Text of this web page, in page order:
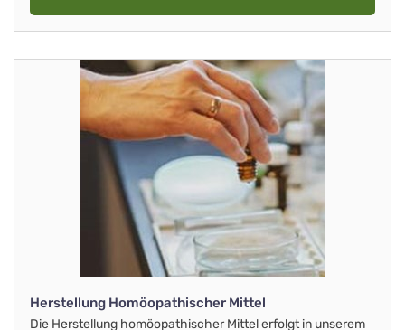
Herstellung Homöopathischer Mittel
Die Herstellung homöopathischer Mittel erfolgt in unserem